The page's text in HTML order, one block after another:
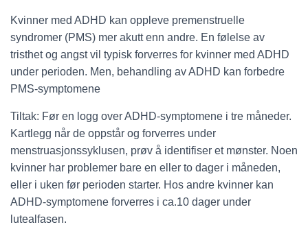
Kvinner med ADHD kan oppleve premenstruelle
syndromer (PMS) mer akutt enn andre. En følelse av
tristhet og angst vil typisk forverres for kvinner med ADHD
under perioden. Men, behandling av ADHD kan forbedre
PMS-symptomene
Tiltak: Før en logg over ADHD-symptomene i tre måneder.
Kartlegg når de oppstår og forverres under
menstruasjonssyklusen, prøv å identifiser et mønster. Noen
kvinner har problemer bare en eller to dager i måneden,
eller i uken før perioden starter. Hos andre kvinner kan
ADHD-symptomene forverres i ca.10 dager under
lutealfasen.